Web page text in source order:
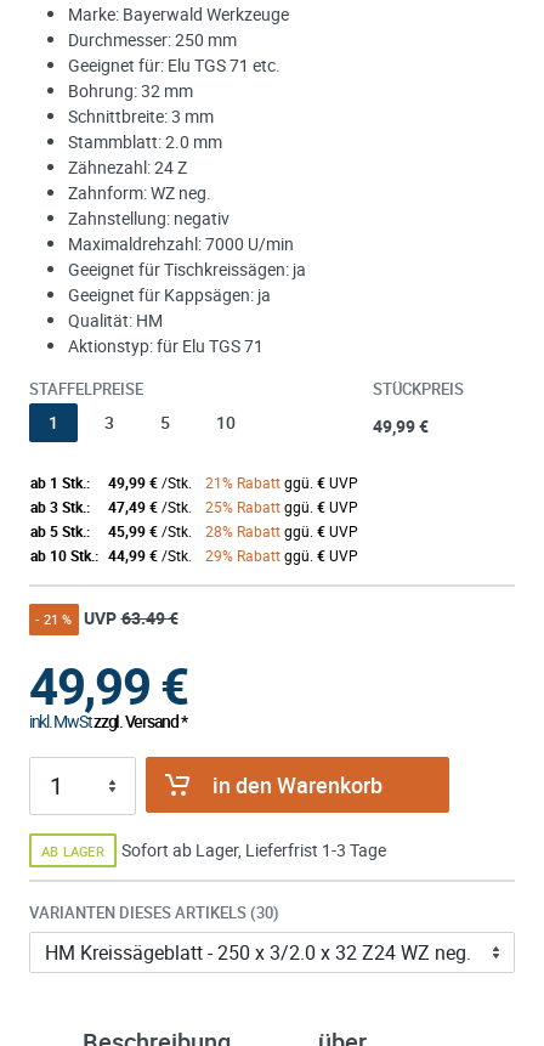
Marke: Bayerwald Werkzeuge
Durchmesser: 250 mm
Geeignet für: Elu TGS 71 etc.
Bohrung: 32 mm
Schnittbreite: 3 mm
Stammblatt: 2.0 mm
Zähnezahl: 24 Z
Zahnform: WZ neg.
Zahnstellung: negativ
Maximaldrehzahl: 7000 U/min
Geeignet für Tischkreissägen: ja
Geeignet für Kappsägen: ja
Qualität: HM
Aktionstyp: für Elu TGS 71
STAFFELPREISE
1 3 5 10
STÜCKPREIS
49,99 €
ab 1 Stk.: 49,99 €/Stk. 21% Rabattggü. €UVP
ab 3 Stk.:
47,49 €/Stk. 25% Rabattggü. €UVP
ab 5 Stk.:
45,99 €/Stk. 28% Rabattggü. €UVP
ab 10 Stk.: 44,99 €/Stk. 29% Rabattggü. €UVP
- 21 % UVP 63.49 €
49,99€
inkl. MwStzzgl. Versand *
in den Warenkorb
AB LAGER Sofort ab Lager, Lieferfrist 1-3 Tage
VARIANTEN DIESES ARTIKELS (30)